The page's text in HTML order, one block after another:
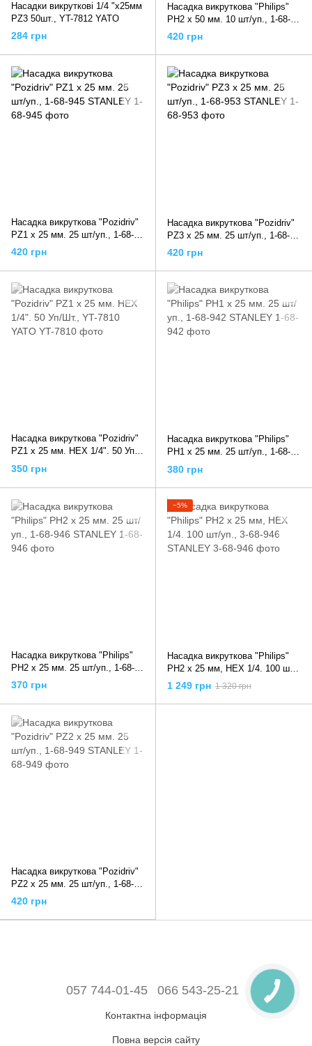
Насадки викруткові 1/4 "х25мм
PZ3 50шт., YT-7812 YATO
284 грн
Насадка викруткова "Philips"
PH2 х 50 мм. 10 шт/уп., 1-68-
947 STANLEY
420 грн
Насадка викруткова "Pozidriv"
PZ1 х 25 мм. 25 шт/уп., 1-68-
945 STANLEY
420 грн
Насадка викруткова "Pozidriv"
PZ3 х 25 мм. 25 шт/уп., 1-68-
953 STANLEY
420 грн
Насадка викруткова "Pozidriv"
PZ1 x 25 мм. HEX 1/4". 50 Уп/
Шт., YT-7810 YATO
350 грн
Насадка викруткова "Philips"
PH1 х 25 мм. 25 шт/уп., 1-68-
942 STANLEY
380 грн
Насадка викруткова "Philips"
PH2 х 25 мм. 25 шт/уп., 1-68-
946 STANLEY
370 грн
−5%
Насадка викруткова "Philips"
PH2 x 25 мм, HEX 1/4. 100 шт/
уп., 3-68-946 STANLEY
1 249 грн 1 320 грн
Насадка викруткова "Pozidriv"
PZ2 х 25 мм. 25 шт/уп., 1-68-
949 STANLEY
420 грн
057 744-01-45 066 543-25-21
Контактна інформація
Повна версія сайту